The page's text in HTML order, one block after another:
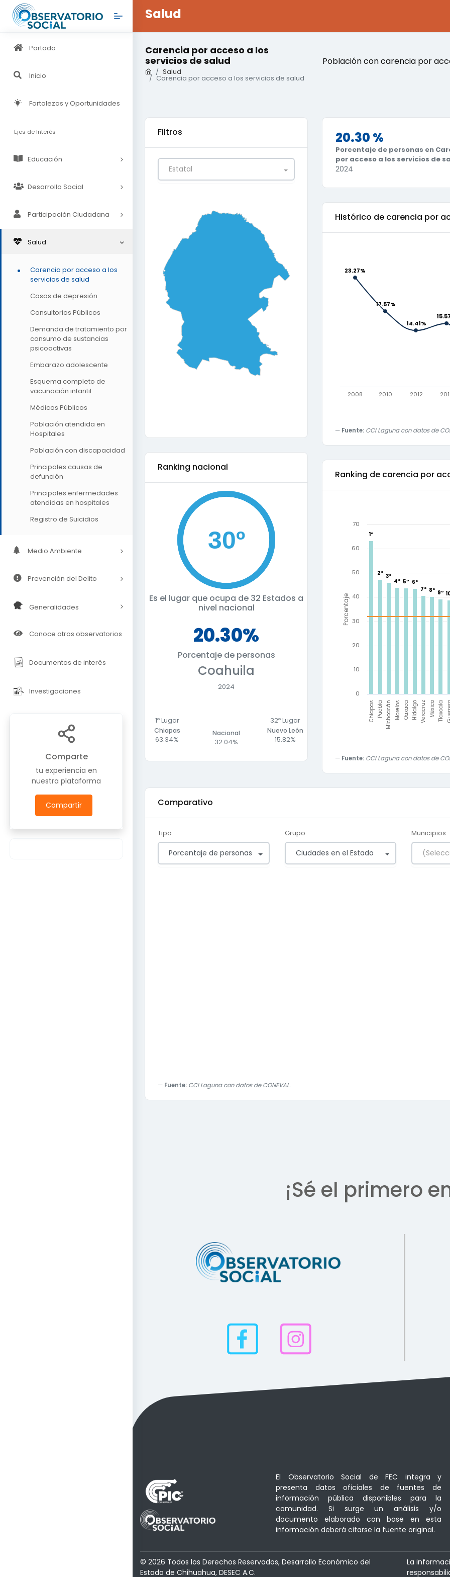
Portada
Inicio
Fortalezas y Oportunidades
Ejes de Interés
Educación
Desarrollo Social
Participación Ciudadana
Salud
Carencia por acceso a los
servicios de salud
Casos de depresión
Consultorios Públicos
Demanda de tratamiento por
consumo de sustancias
psicoactivas
Embarazo adolescente
Esquema completo de
vacunación infantil
Médicos Públicos
Población atendida en
Hospitales
Población con discapacidad
Principales causas de
defunción
Principales enfermedades
atendidas en hospitales
Registro de Suicidios
Medio Ambiente
Prevención del Delito
Generalidades
Conoce otros observatorios
Documentos de interés
Investigaciones
Comparte
tu experiencia en
nuestra plataforma
Compartir
Salud
Carencia por acceso a los
servicios de salud
Salud
Carencia por acceso a los servicios de salud
Población con carencia por
Filtros
Estatal
ranking nacional
Es el lugar que ocupa de 32 Estados a
nivel nacional
20.30%
Porcentaje de personas
Coahuila
2024
1º Lugar
Chiapas
63.34%
Nacional
32.04%
32º Lugar
Nuevo León
15.82%
20.30 %
Porcentaje de personas en
por acceso a los servicios de
2024
Histórico de carencia por
23.27%
23.27%
17.57%
17.57%
14.41%
14.41%
2008 2010 2012
Fuente: CCI Laguna con datos de
Ranking de carencia por
Porcentaje
1º
1º
2º
2º 3º
3º
4º
4º 5º
5º 6º
6º
7º
7º 8º
8º 9º
9º
ChiapasPuebla Michoacán Morelos Oaxaca HidalgoVeracruz México Tlaxcala
0
10
20
30
40
50
60
70
Fuente: CCI Laguna con datos de
Comparativo
Tipo
Porcentaje de personas Carencia por acceso a los servicios de salud
Grupo
Ciudades en el Estado
Municipios
Fuente: CCI Laguna con datos de CONEVAL.
¡Sé el primero
El Observatorio Social de FEC integra y
presenta datos oficiales de fuentes de
información pública disponibles para la
comunidad. Si surge un análisis y/o
documento elaborado con base en esta
información deberá citarse la fuente original.
© 2026 Todos los Derechos Reservados, Desarrollo Económico del
Estado de Chihuahua, DESEC A.C.
La